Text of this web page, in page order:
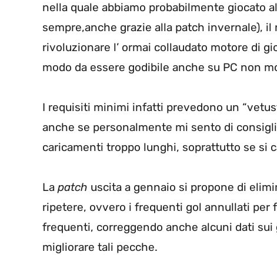
nella quale abbiamo probabilmente giocato
sempre,anche grazie alla patch invernale),
rivoluzionare l’ ormai collaudato motore di
modo da essere godibile anche su PC non
I requisiti minimi infatti prevedono un
anche se personalmente mi sento di
caricamenti troppo lunghi, soprattutto se si
La patch uscita a gennaio si propone di
ripetere, ovvero i frequenti gol annullati per
frequenti, correggendo anche alcuni dati
migliorare tali pecche.